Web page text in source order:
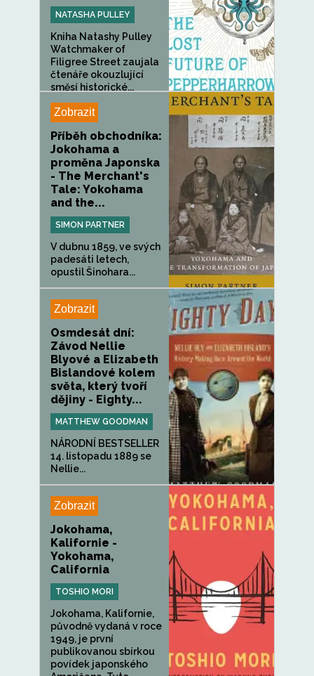
NATASHA PULLEY
Kniha Natashy Pulley
Watchmaker of
Filigree Street zaujala
čtenáře okouzlující
směsí historické...
Zobrazit
Příběh obchodníka:
Jokohama a
proměna Japonska
- The Merchant's
Tale: Yokohama
and the...
SIMON PARTNER
V dubnu 1859, ve svých
padesáti letech,
opustil Šinohara...
Zobrazit
Osmdesát dní:
Závod Nellie
Blyové a Elizabeth
Bislandové kolem
světa, který tvoří
dějiny - Eighty...
MATTHEW GOODMAN
NÁRODNÍ BESTSELLER
14. listopadu 1889 se
Nellie...
Zobrazit
Jokohama,
Kalifornie -
Yokohama,
California
TOSHIO MORI
Jokohama, Kalifornie,
původně vydaná v roce
1949, je první
publikovanou sbírkou
povídek japonského